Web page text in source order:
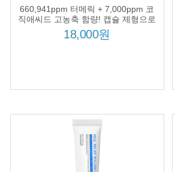
미백 집중 케어 고농축 유효 성
분 함유
660,941ppm 터메릭 + 7,000ppm 코
직애씨드 고농축 함량! 캡슐 제형으로
피부 깊숙이 흡수, 환하고 고른 피부
톤 완성!
18,000원